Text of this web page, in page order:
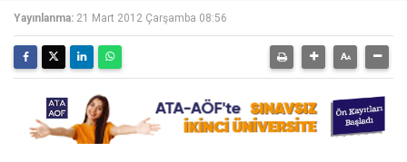
Yayınlanma: 21 Mart 2012 Çarşamba 08:56